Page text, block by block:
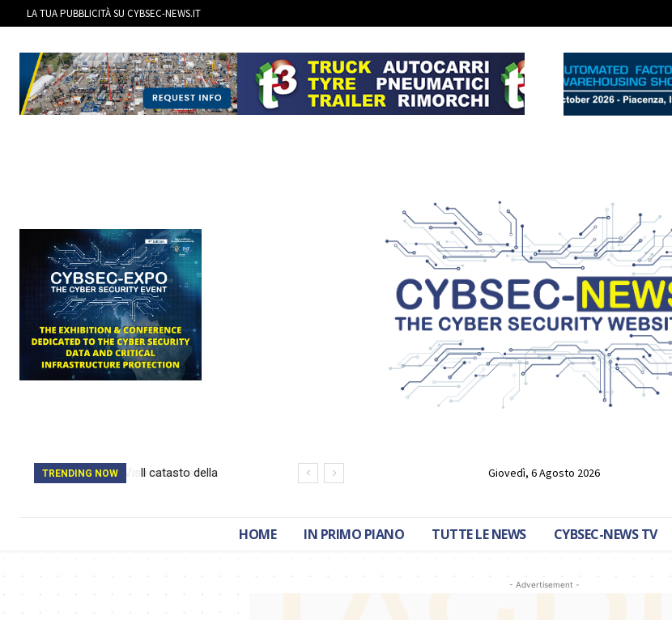
LA TUA PUBBLICITÀ SU CYBSEC-NEWS.IT
TRENDING NOW
Il catasto della
Giovedì, 6 Agosto 2026
HOME IN PRIMO PIANO TUTTE LE NEWS CYBSEC-NEWS TV
- Advertisement -